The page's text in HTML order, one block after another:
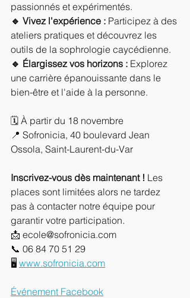
passionnés et expérimentés.
🔹 Vivez l'expérience : Participez à des
ateliers pratiques et découvrez les
outils de la sophrologie caycédienne.
🔹 Élargissez vos horizons : Explorez
une carrière épanouissante dans le
bien-être et l'aide à la personne.
🗓 À partir du 18 novembre
📍 Sofronicia, 40 boulevard Jean
Ossola, Saint-Laurent-du-Var
Inscrivez-vous dès maintenant ! Les
places sont limitées alors ne tardez
pas à contacter notre équipe pour
garantir votre participation.
📩 ecole@sofronicia.com
📞 06 84 70 51 29
🖥 www.sofronicia.com
Événement Facebook